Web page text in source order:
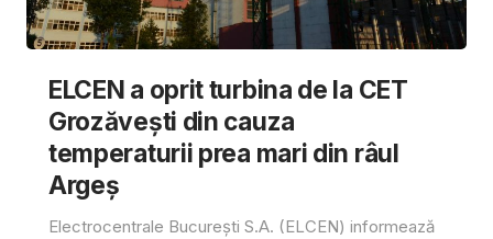
ELCEN a oprit turbina de la CET
Grozăvești din cauza
temperaturii prea mari din râul
Argeș
Electrocentrale București S.A. (ELCEN) informează